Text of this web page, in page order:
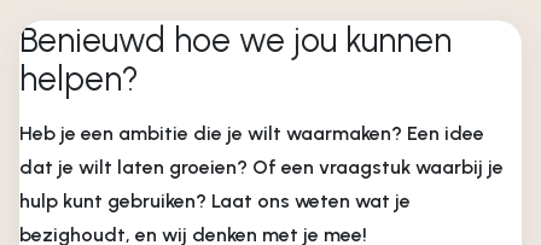
Benieuwd hoe we jou kunnen
helpen?
Heb je een ambitie die je wilt waarmaken? Een idee
dat je wilt laten groeien? Of een vraagstuk waarbij je
hulp kunt gebruiken? Laat ons weten wat je
bezighoudt, en wij denken met je mee!